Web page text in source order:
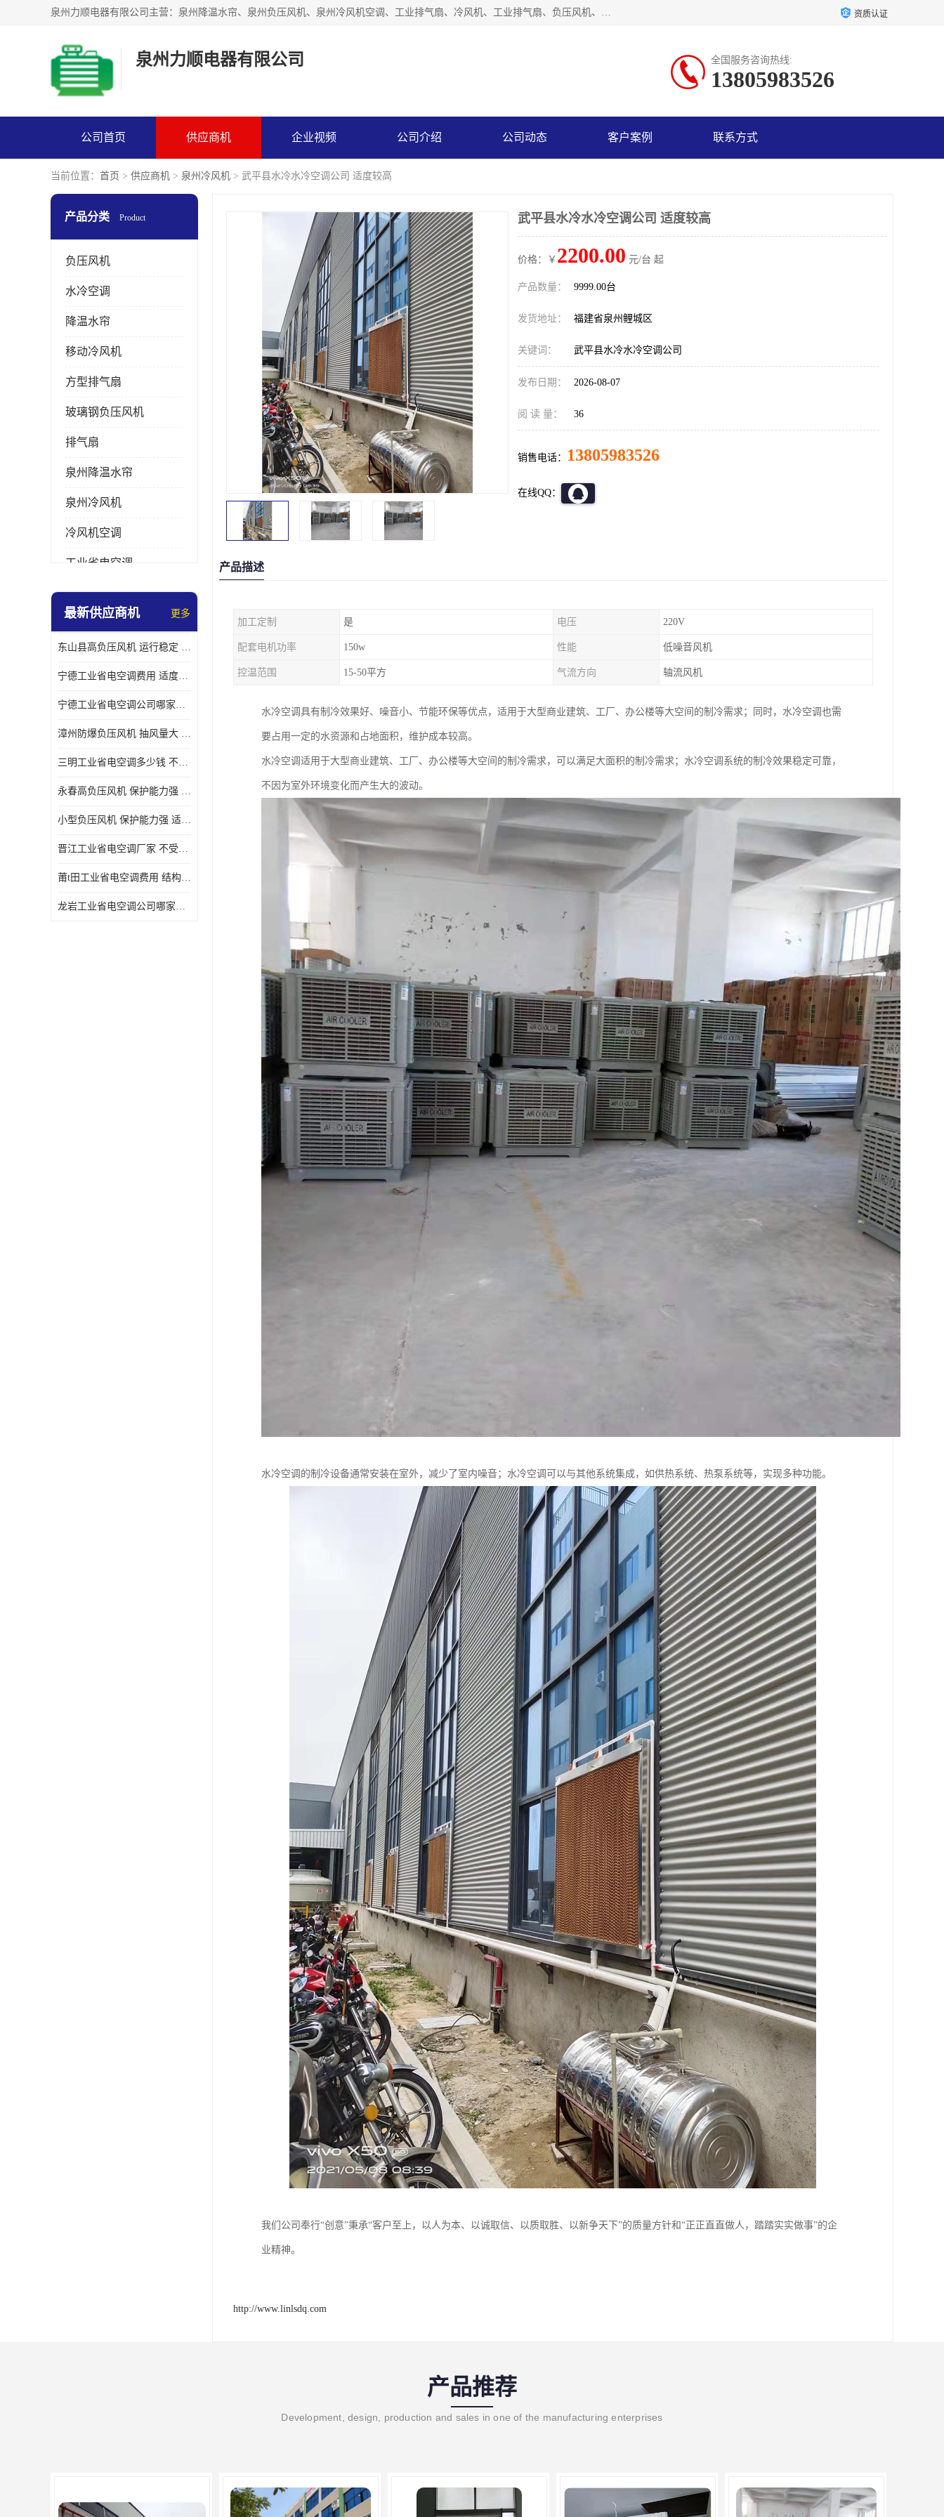
泉州力顺电器有限公司主营：泉州降温水帘、泉州负压风机、泉州冷风机空调、工业排气扇、冷风机、工业排气扇、负压风机、负压风机、水冷空调、降温水帘等产品。为用户解决了通风、降温、除味、除尘等难题，其环保、节能的理念与用户的实践检验结果相吻合，赢得了广大客户的信誉和青睐。 资质认证
泉州力顺电器有限公司 全国服务咨询热线:
13805983526
公司首页 供应商机 企业视频 公司介绍 公司动态 客户案例 联系方式
当前位置： 首页 > 供应商机 > 泉州冷风机 > 武平县水冷水冷空调公司 适度较高
产品分类 Product
负压风机
水冷空调
降温水帘
移动冷风机
方型排气扇
玻璃钢负压风机
排气扇
泉州降温水帘
泉州冷风机
冷风机空调
工业省电空调
工业大吊扇
最新供应商机 更多
东山县高负压风机 运行稳定 耐高温 防腐蚀
宁德工业省电空调费用 适度较高 节省占用空间
宁德工业省电空调公司哪家好 适度较高 结构紧凑 美观
漳州防爆负压风机 抽风量大 通风降温效果好
三明工业省电空调多少钱 不受管长限制 保持空气湿润
永春高负压风机 保护能力强 体积大 风道大
小型负压风机 保护能力强 适用面积广
晋江工业省电空调厂家 不受管长限制 节省占用空间
莆t田工业省电空调费用 结构紧凑 美观 能耗低 噪音小
龙岩工业省电空调公司哪家好 适应性强 维护简单
武平县水冷水冷空调公司 适度较高
价格：￥ 2200.00 元/台 起
产品数量： 9999.00台
发货地址： 福建省泉州鲤城区
关键词： 武平县水冷水冷空调公司
发布日期： 2026-08-07
阅 读 量： 36
销售电话： 13805983526
在线QQ：
产品描述
加工定制 是 电压 220V
配套电机功率 150w 性能 低噪音风机
控温范围 15-50平方 气流方向 轴流风机
水冷空调具有制冷效果好、噪音小、节能环保等优点，适用于大型商业建筑、工厂、办公楼等大空间的制冷需求；同时，水冷空调也需
要占用一定的水资源和占地面积，维护成本较高。
水冷空调适用于大型商业建筑、工厂、办公楼等大空间的制冷需求，可以满足大面积的制冷需求；水冷空调系统的制冷效果稳定可靠，
不因为室外环境变化而产生大的波动。
水冷空调的制冷设备通常安装在室外，减少了室内噪音；水冷空调可以与其他系统集成，如供热系统、热泵系统等，实现多种功能。
我们公司奉行“创意”秉承“客户至上，以人为本、以诚取信、以质取胜、以新争天下”的质量方针和“正正直直做人，踏踏实实做事”的企
业精神。
http://www.linlsdq.com
产品推荐
Development, design, production and sales in one of the manufacturing enterprises